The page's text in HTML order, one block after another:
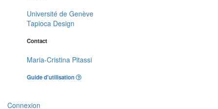
Université de Genève
Tapioca Design
Contact
Maria-Cristina Pitassi
Guide d'utilisation
Connexion